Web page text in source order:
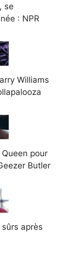
se
: NPR
Williams
pour
Butler
après